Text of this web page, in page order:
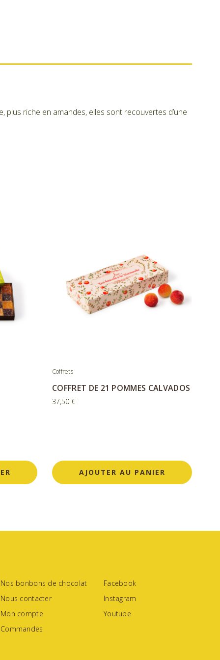
plus riche en amandes, elles sont recouvertes d’une
Coffrets
COFFRET DE 21 POMMES CALVADOS
37,50 €
AJOUTER AU PANIER
Nos bonbons de chocolat
Nous contacter
Mon compte
Commandes
Facebook
Instagram
Youtube